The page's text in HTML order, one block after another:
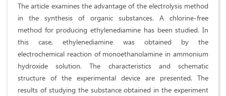
The article examines the advantage of the electrolysis method
in the synthesis of organic substances. A chlorine-free
method for producing ethylenediamine has been studied. In
this case, ethylenediamine was obtained by the
electrochemical reaction of monoethanolamine in ammonium
hydroxide solution. The characteristics and schematic
structure of the experimental device are presented. The
results of studying the substance obtained in the experiment